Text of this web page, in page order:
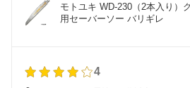
モトユキ WD-230（2本入り）
用セーバーソー バリギレ
4